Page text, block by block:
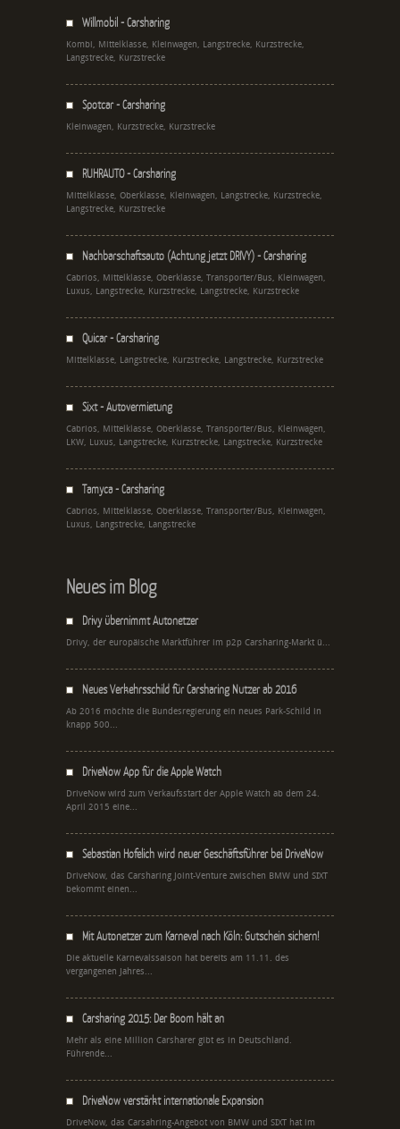
Willmobil - Carsharing
Kombi, Mittelklasse, Kleinwagen, Langstrecke, Kurzstrecke,
Langstrecke, Kurzstrecke
Spotcar - Carsharing
Kleinwagen, Kurzstrecke, Kurzstrecke
RUHRAUTO - Carsharing
Mittelklasse, Oberklasse, Kleinwagen, Langstrecke, Kurzstrecke,
Langstrecke, Kurzstrecke
Nachbarschaftsauto (Achtung jetzt DRIVY) - Carsharing
Cabrios, Mittelklasse, Oberklasse, Transporter/Bus, Kleinwagen,
Luxus, Langstrecke, Kurzstrecke, Langstrecke, Kurzstrecke
Quicar - Carsharing
Mittelklasse, Langstrecke, Kurzstrecke, Langstrecke, Kurzstrecke
Sixt - Autovermietung
Cabrios, Mittelklasse, Oberklasse, Transporter/Bus, Kleinwagen,
LKW, Luxus, Langstrecke, Kurzstrecke, Langstrecke, Kurzstrecke
Tamyca - Carsharing
Cabrios, Mittelklasse, Oberklasse, Transporter/Bus, Kleinwagen,
Luxus, Langstrecke, Langstrecke
Neues im Blog
Drivy übernimmt Autonetzer
Drivy, der europäische Marktführer im p2p Carsharing-Markt ü...
Neues Verkehrsschild für Carsharing Nutzer ab 2016
Ab 2016 möchte die Bundesregierung ein neues Park-Schild in
knapp 500...
DriveNow App für die Apple Watch
DriveNow wird zum Verkaufsstart der Apple Watch ab dem 24.
April 2015 eine...
Sebastian Hofelich wird neuer Geschäftsführer bei DriveNow
DriveNow, das Carsharing Joint-Venture zwischen BMW und SIXT
bekommt einen...
Mit Autonetzer zum Karneval nach Köln: Gutschein sichern!
Die aktuelle Karnevalssaison hat bereits am 11.11. des
vergangenen Jahres...
Carsharing 2015: Der Boom hält an
Mehr als eine Million Carsharer gibt es in Deutschland.
Führende...
DriveNow verstärkt internationale Expansion
DriveNow, das Carsahring-Angebot von BMW und SIXT hat im